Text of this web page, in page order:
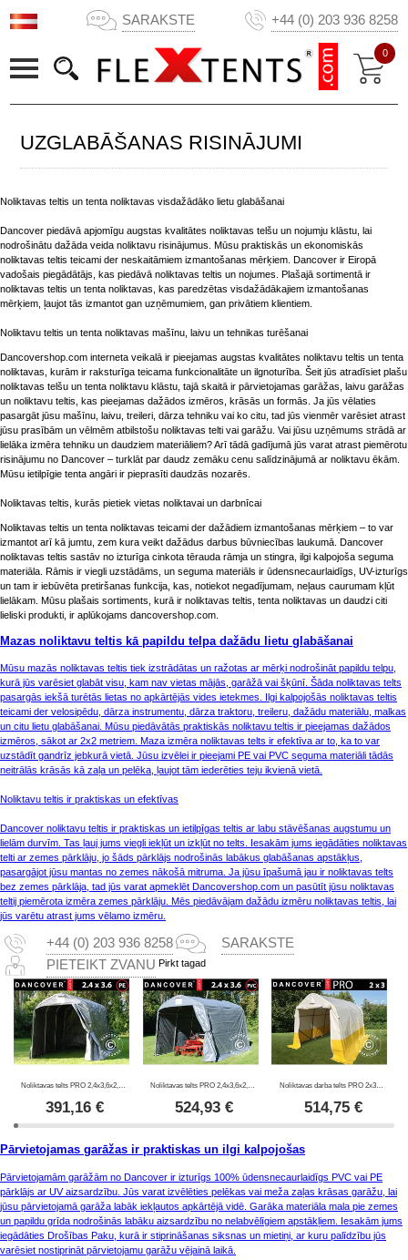
SARAKSTE +44 (0) 203 936 8258
0
UZGLABĀŠANAS RISINĀJUMI
Noliktavas teltis un tenta noliktavas visdažādāko lietu glabāšanai
Dancover piedāvā apjomīgu augstas kvalitātes noliktavas telšu un nojumju klāstu, lai
nodrošinātu dažāda veida noliktavu risinājumus. Mūsu praktiskās un ekonomiskās
noliktavas teltis teicami der neskaitāmiem izmantošanas mērķiem. Dancover ir Eiropā
vadošais piegādātājs, kas piedāvā noliktavas teltis un nojumes. Plašajā sortimentā ir
noliktavas teltis un tenta noliktavas, kas paredzētas visdažādākajiem izmantošanas
mērķiem, ļaujot tās izmantot gan uzņēmumiem, gan privātiem klientiem.
Noliktavu teltis un tenta noliktavas mašīnu, laivu un tehnikas turēšanai
Dancovershop.com interneta veikalā ir pieejamas augstas kvalitātes noliktavu teltis un tenta
noliktavas, kurām ir raksturīga teicama funkcionalitāte un ilgnoturība. Šeit jūs atradīsiet plašu
noliktavas telšu un tenta noliktavu klāstu, tajā skaitā ir pārvietojamas garāžas, laivu garāžas
un noliktavu teltis, kas pieejamas dažādos izmēros, krāsās un formās. Ja jūs vēlaties
pasargāt jūsu mašīnu, laivu, treileri, dārza tehniku vai ko citu, tad jūs vienmēr varēsiet atrast
jūsu prasībām un vēlmēm atbilstošu noliktavas telti vai garāžu. Vai jūsu uzņēmums strādā ar
lielāka izmēra tehniku un daudziem materiāliem? Arī tādā gadījumā jūs varat atrast piemērotu
risinājumu no Dancover – turklāt par daudz zemāku cenu salīdzinājumā ar noliktavu ēkām.
Mūsu ietilpīgie tenta angāri ir pieprasīti daudzās nozarēs.
Noliktavas teltis, kurās pietiek vietas noliktavai un darbnīcai
Noliktavas teltis un tenta noliktavas teicami der dažādiem izmantošanas mērķiem – to var
izmantot arī kā jumtu, zem kura veikt dažādus darbus būvniecības laukumā. Dancover
noliktavas teltis sastāv no izturīga cinkota tērauda rāmja un stingra, ilgi kalpojoša seguma
materiāla. Rāmis ir viegli uzstādāms, un seguma materiāls ir ūdensnecaurlaidīgs, UV-izturīgs
un tam ir iebūvēta pretiršanas funkcija, kas, notiekot negadījumam, neļaus caurumam kļūt
lielākam. Mūsu plašais sortiments, kurā ir noliktavas teltis, tenta noliktavas un daudzi citi
lieliski produkti, ir aplūkojams dancovershop.com.
Mazas noliktavu teltis kā papildu telpa dažādu lietu glabāšanai
Mūsu mazās noliktavas teltis tiek izstrādātas un ražotas ar mērķi nodrošināt papildu telpu,
kurā jūs varēsiet glabāt visu, kam nav vietas mājās, garāžā vai šķūnī. Šāda noliktavas telts
pasargās iekšā turētās lietas no apkārtējās vides ietekmes. Ilgi kalpojošās noliktavas teltis
teicami der velosipēdu, dārza instrumentu, dārza traktoru, treileru, dažādu materiālu, malkas
un citu lietu glabāšanai. Mūsu piedāvātās praktiskās noliktavu teltis ir pieejamas dažādos
izmēros, sākot ar 2x2 metriem. Maza izmēra noliktavas telts ir efektīva ar to, ka to var
uzstādīt gandrīz jebkurā vietā. Jūsu izvēlei ir pieejami PE vai PVC seguma materiāli tādās
neitrālās krāsās kā zaļa un pelēka, ļaujot tām iederēties teju ikvienā vietā.
Noliktavu teltis ir praktiskas un efektīvas
Dancover noliktavu teltis ir praktiskas un ietilpīgas teltis ar labu stāvēšanas augstumu un
lielām durvīm. Tas ļauj jums viegli iekļūt un izkļūt no telts. Iesakām jums iegādāties noliktavas
telti ar zemes pārklāju, jo šāds pārklājs nodrošinās labākus glabāšanas apstākļus,
pasargājot jūsu mantas no zemes nākošā mitruma. Ja jūsu īpašumā jau ir noliktavas telts
bez zemes pārklāja, tad jūs varat apmeklēt Dancovershop.com un pasūtīt jūsu noliktavas
teltij piemērota izmēra zemes pārklāju. Mēs piedāvājam dažādu izmēru noliktavas teltis, lai
jūs varētu atrast jums vēlamo izmēru.
+44 (0) 203 936 8258
SARAKSTE
PIETEIKT ZVANU Pirkt tagad
Noliktavas telts PRO 2,4x3,6x2,34m PE, Pelēks
391,16 €
Noliktavas telts PRO 2,4x3,6x2,34m PVC, Pelēks
524,93€
Noliktavas darba telts PRO 2x3x2m, PVC, Balta/Dzeltena, Ugunsizturīga
514,75€
Pārvietojamas garāžas ir praktiskas un ilgi kalpojošas
Pārvietojamām garāžām no Dancover ir izturīgs 100% ūdensnecaurlaidīgs PVC vai PE
pārklājs ar UV aizsardzību. Jūs varat izvēlēties pelēkas vai meža zaļas krāsas garāžu, lai
jūsu pārvietojamā garāža labāk iekļautos apkārtējā vidē. Garāka materiāla mala pie zemes
un papildu grīda nodrošinās labāku aizsardzību no nelabvēlīgiem apstākļiem. Iesakām jums
iegādāties Drošības Paku, kurā ir stiprināšanas siksnas un mietiņi, ar kuru palīdzību jūs
varēsiet nostiprināt pārvietojamu garāžu vējainā laikā.